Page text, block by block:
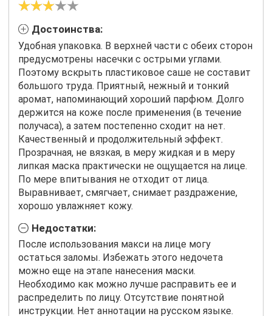
Достоинства:
Удобная упаковка. В верхней части с обеих сторон
предусмотрены насечки с острыми углами.
Поэтому вскрыть пластиковое саше не составит
большого труда. Приятный, нежный и тонкий
аромат, напоминающий хороший парфюм. Долго
держится на коже после применения (в течение
получаса), а затем постепенно сходит на нет.
Качественный и продолжительный эффект.
Прозрачная, не вязкая, в меру жидкая и в меру
липкая маска практически не ощущается на лице.
По мере впитывания не отходит от лица.
Выравнивает, смягчает, снимает раздражение,
хорошо увлажняет кожу.
Недостатки:
После использования макси на лице могу
остаться заломы. Избежать этого недочета
можно еще на этапе нанесения маски.
Необходимо как можно лучше расправить ее и
распределить по лицу. Отсутствие понятной
инструкции. Нет аннотации на русском языке.